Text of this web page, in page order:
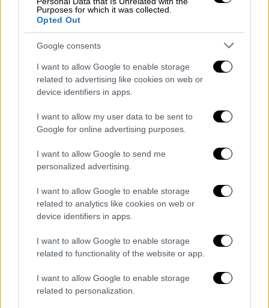
Purposes for which it was collected.
Opted Out
Google consents
I want to allow Google to enable storage
related to advertising like cookies on web or
device identifiers in apps.
I want to allow my user data to be sent to
Google for online advertising purposes.
I want to allow Google to send me
personalized advertising.
I want to allow Google to enable storage
related to analytics like cookies on web or
device identifiers in apps.
I want to allow Google to enable storage
related to functionality of the website or app.
I want to allow Google to enable storage
related to personalization.
Τουρκία – Η Όμικρον θερίζει
Αναφερόμενος στηνοικονομίαδήλωσε ότι
όλη η χώρα συναλλάσσεται με δολάρια
«Όλη η χώρα έγινε δολάρια,ξεχάσαμε
εθνικό νόμισμα. Έχει γίνει ένα ανυπόληπτο
νόμισμα», είπε, προσθέτοντας ότι «αν όλα
αξία. Αυτή είναι εκδοχή μίας τουρκικής
δουλείας».
«Τώρα γυρίζει και μας κατηγορεί», συνέχισε
ο Κεμάλ Κιλιτσντάρογλου, αναφερόμενος
πρόεδρος στην αντιπολίτευση ότι
συνεργάζεται με τρομοκράτες.